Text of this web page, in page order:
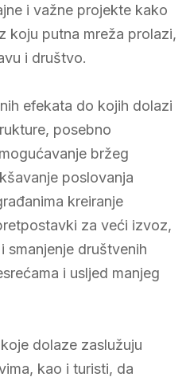
i važne projekte kako
koju putna mreža prolazi,
i društvo.
efekata do kojih dolazi
posebno
bržeg
poslovanja
kreiranje
za veći izvoz,
smanjenje društvenih
i usljed manjeg
dolaze zaslužuju
kao i turisti, da